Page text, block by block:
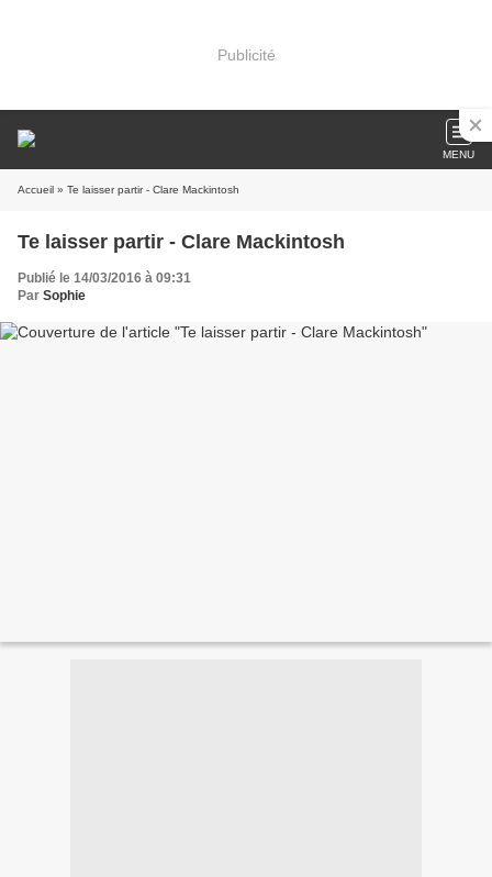
Publicité
MENU
Accueil » Te laisser partir - Clare Mackintosh
Te laisser partir - Clare Mackintosh
Publié le 14/03/2016 à 09:31
Par Sophie